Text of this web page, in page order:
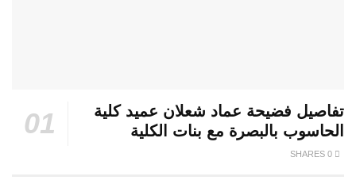
تفاصيل فضيحة عماد شعلان عميد كلية
الحاسوب بالبصرة مع بنات الكلية